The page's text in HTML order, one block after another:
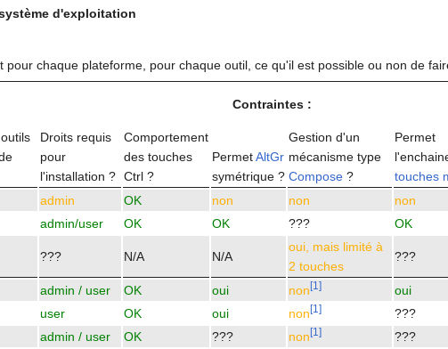
d'exploitation
chaque plateforme, pour chaque outil, ce qu'il est possible ou non de
Contraintes :
Droits requis
pour
l'installation ?
Comportement
des touches
Ctrl ?
PermetAltGr
symétrique ?
Gestion d'un
mécanisme type
Compose ?
Permet
touches
admin OK non non non
admin/user OK OK ??? OK
??? N/A N/A
oui, mais limité à
2 touches
???
admin / user OK oui non [1 ] oui
user OK oui non [1 ] ???
admin / user OK ??? non [1 ] ???